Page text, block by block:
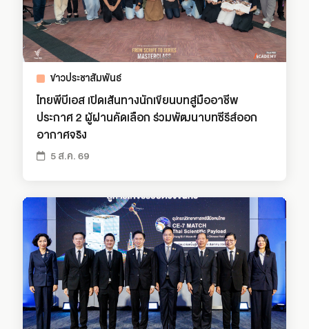
ข่าวประชาสัมพันธ์
ไทยพีบีเอส เปิดเส้นทางนักเขียนบทสู่มืออาชีพ
ประกาศ 2 ผู้ผ่านคัดเลือก ร่วมพัฒนาบทซีรีส์ออก
อากาศจริง
5 ส.ค. 69